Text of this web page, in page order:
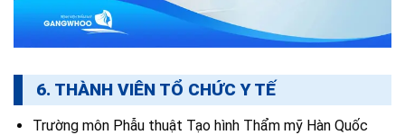
6. THÀNH VIÊN TỔ CHỨC Y TẾ
Trường môn Phẫu thuật Tạo hình Thẩm mỹ Hàn Quốc